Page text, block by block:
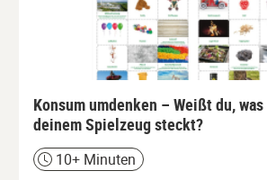
Konsum umdenken – Weißt du,
deinem Spielzeug steckt?
Zeit10+ Minuten